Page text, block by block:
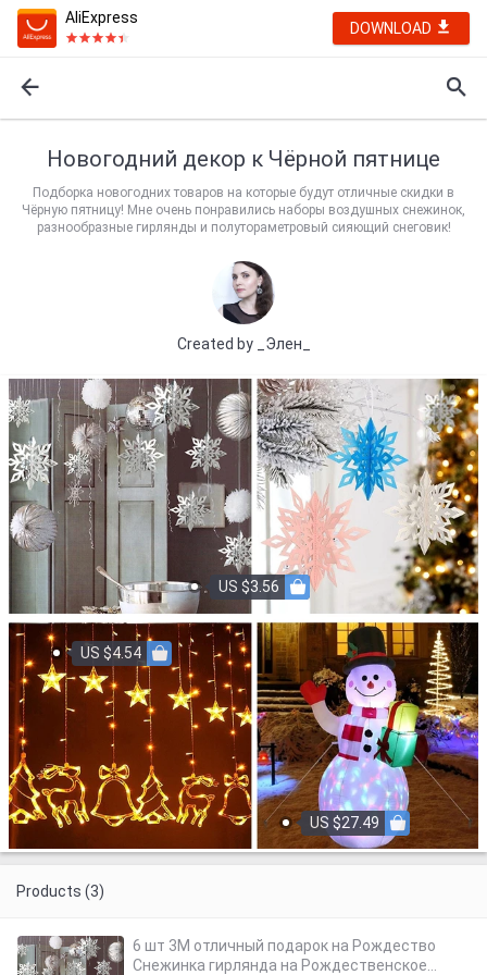
AliExpress
DOWNLOAD
Новогодний декор к Чёрной пятнице
Подборка новогодних товаров на которые будут отличные скидки в
Чёрную пятницу! Мне очень понравились наборы воздушных снежинок,
разнообразные гирлянды и полутораметровый сияющий снеговик!
Created by _Элен_
US $3.56
US $27.49
US $4.54
Products (3)
6 шт 3M отличный подарок на Рождество
Снежинка гирлянда на Рождественское